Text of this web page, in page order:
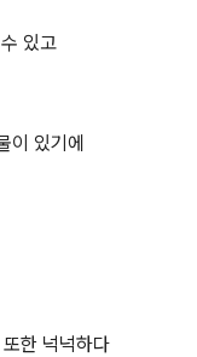
있고
이 있기에
한 넉넉하다